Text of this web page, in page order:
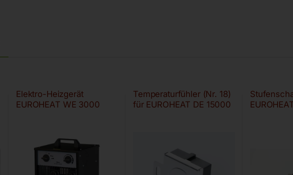
Elektro-Heizgerät
EUROHEAT WE 3000
Temperaturfühler (Nr. 18)
für EUROHEAT DE 15000